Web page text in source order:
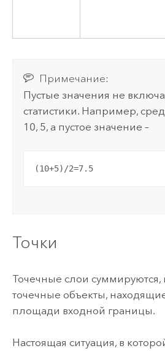
Примечание:
Пустые значения не
статистики. Например,
10, 5, а пустое значение –
(10+5)/2=7.5
Точки
Точечные слои суммируются,
точечные объекты,
площади входной границы.
Настоящая ситуация, в